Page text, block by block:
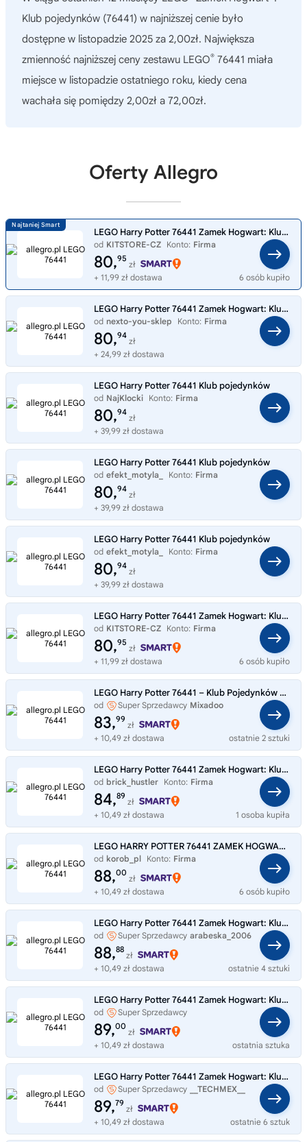
Klub pojedynków (76441) w najniższej cenie było
dostępne w listopadzie 2025 za 2,00zł. Największa
zmienność najniższej ceny zestawu LEGO® 76441 miała
miejsce w listopadzie ostatniego roku, kiedy cena
wachała się pomiędzy 2,00zł a 72,00zł.
Oferty Allegro
LEGO Harry Potter 76441 Zamek Hogwart: Klub wojenny
od KITSTORE-CZ Konto: Firma
80,95
zł
+ 11,99 zł dostawa
6 osób kupiło
LEGO Harry Potter 76441 Zamek Hogwart: Klub pojedynków
od nexto-you-sklep Konto: Firma
80,94
zł
+ 24,99 zł dostawa
LEGO Harry Potter 76441 Klub pojedynków
od NajKlocki Konto: Firma
80,94
zł
+ 39,99 zł dostawa
LEGO Harry Potter 76441 Klub pojedynków
od efekt_motyla_ Konto: Firma
80,94
zł
+ 39,99 zł dostawa
LEGO Harry Potter 76441 Klub pojedynków
od efekt_motyla_ Konto: Firma
80,94
zł
+ 39,99 zł dostawa
LEGO Harry Potter 76441 Zamek Hogwart: Klub wojenny
od KITSTORE-CZ Konto: Firma
80,95
zł
+ 11,99 zł dostawa
6 osób kupiło
LEGO Harry Potter 76441 – Klub Pojedynków w Zamku Hogwart
od Super Sprzedawcy Mixadoo
83,99
zł
+ 10,49 zł dostawa
ostatnie 2 sztuki
LEGO Harry Potter 76441 Zamek Hogwart: Klub pojedynków
od brick_hustler Konto: Firma
84,89
zł
+ 10,49 zł dostawa
1 osoba kupiła
LEGO HARRY POTTER 76441 ZAMEK HOGWART KLUB POJEDYNKÓW, zestaw klocków +8
od korob_pl Konto: Firma
88,00
zł
+ 10,49 zł dostawa
6 osób kupiło
LEGO Harry Potter 76441 Zamek Hogwart: Klub pojedynków
od Super Sprzedawcy arabeska_2006
88,88
zł
+ 10,49 zł dostawa
ostatnie 4 sztuki
LEGO Harry Potter 76441 Zamek Hogwart: Klub pojedynków
od
Super Sprzedawcy
Zabawkowyswiat9
89,00
zł
+ 10,49 zł dostawa
ostatnia sztuka
LEGO Harry Potter 76441 Zamek Hogwart: Klub pojedynków
od Super Sprzedawcy __TECHMEX__
89,79
zł
+ 10,49 zł dostawa
ostatnie 6 sztuk